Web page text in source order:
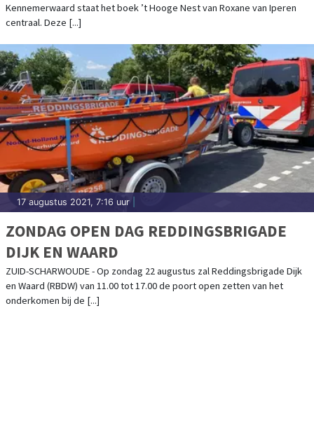
Kennemerwaard staat het boek ’t Hooge Nest van Roxane van Iperen
centraal. Deze [...]
17 augustus 2021, 7:16 uur
ZONDAG OPEN DAG REDDINGSBRIGADE
DIJK EN WAARD
ZUID-SCHARWOUDE - Op zondag 22 augustus zal Reddingsbrigade Dijk
en Waard (RBDW) van 11.00 tot 17.00 de poort open zetten van het
onderkomen bij de [...]